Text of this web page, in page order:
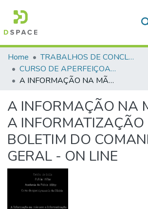
Communities & Collections
All of DSpace
Home
TRABALHOS DE CONCLUSÃO DE CURSO - CAO (CURSO DE APERFEIÇOAMENTO DE OFICIAIS)
CURSO DE APERFEIÇOAMENTO DE OFICIAIS - CAO - 1994
A INFORMAÇÃO NA MÃO COM A INFORMATIZAÇÃO DO BOLETIM DO COMANDO GERAL - ON LINE
A INFORMAÇÃO NA
A INFORMATIZAÇÃO
BOLETIM DO
GERAL - ON LINE